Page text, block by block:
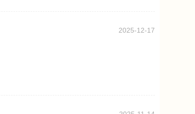
2025-12-17